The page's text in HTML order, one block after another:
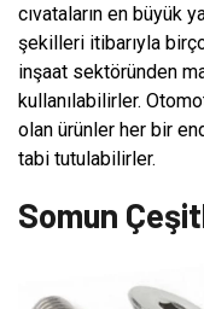
cıvataların en büyük
şekilleri itibarıyla
inşaat sektöründen
kullanılabilirler.
olan ürünler her bir
tabi tutulabilirler.
Somun